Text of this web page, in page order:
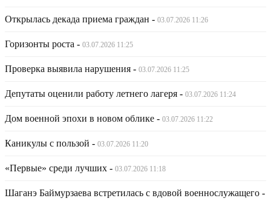
Открылась декада приема граждан - 03.07.2026 11:26
Горизонты роста - 03.07.2026 11:25
Проверка выявила нарушения - 03.07.2026 11:25
Депутаты оценили работу летнего лагеря - 03.07.2026 11:24
Дом военной эпохи в новом облике - 03.07.2026 11:22
Каникулы с пользой - 03.07.2026 11:20
«Первые» среди лучших - 03.07.2026 11:18
Шаганэ Баймурзаева встретилась с вдовой военнослужащего -